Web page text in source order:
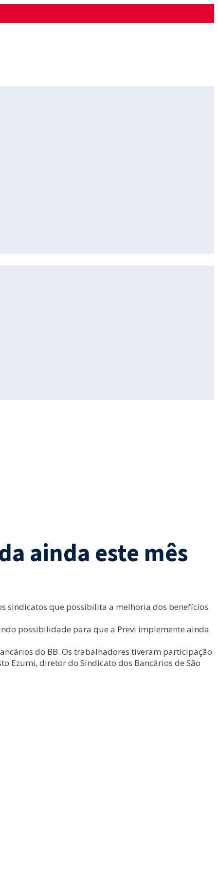
ainda este mês
sindicatos que possibilita a melhoria dos benefícios
possibilidade para que a Previ implemente ainda
do BB. Os trabalhadores tiveram participação
Ezumi, diretor do Sindicato dos Bancários de São